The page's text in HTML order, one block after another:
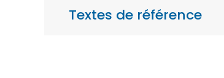
Textes de référence